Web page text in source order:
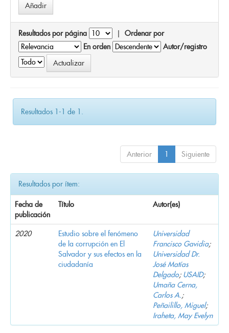
Resultados por página | Ordenar por
En orden
Autor/registro
Resultados 1-1 de 1.
Anterior 1 Siguiente
Resultados por ítem:
Fecha de
publicación
Título Autor(es)
2020
Estudio sobre el fenómeno
de la corrupción en El
Salvador y sus efectos en la
ciudadanía
Universidad
Francisco Gavidia;
Universidad Dr.
José Matías
Delgado; USAID;
Umaña Cerna,
Carlos A.;
Peñailillo, Miguel;
Iraheta, May Evelyn